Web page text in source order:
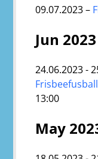
09.07.2023 –
Jun 2023
24.06.2023 -
13:00
May